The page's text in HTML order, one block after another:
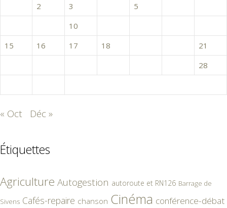
2 3 5
10
15
16 17 18
21
28
« Oct Déc »
Étiquettes
Agriculture Autogestion autoroute et RN126 Barrage de
Sivens Cafés-repaire chanson Cinéma conférence-débat